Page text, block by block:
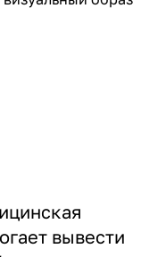
вывести